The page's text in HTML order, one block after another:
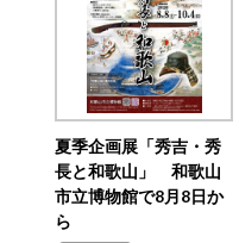
夏季企画展「秀吉・秀
長と和歌山」 和歌山
市立博物館で8月8日か
ら